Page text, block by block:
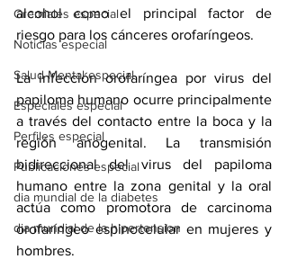
Gremiales especial
Noticias especial
Salud Mental especial
Especiales especial
Perfiles especial
Publicaciones especial
dia mundial de la diabetes
dia mundial de la hipertension
alcohol como el principal factor de
riesgo para los cánceres orofaríngeos.
La infección orofaríngea por virus del
papiloma humano ocurre principalmente
a través del contacto entre la boca y la
región anogenital. La transmisión
bidireccional del virus del papiloma
humano entre la zona genital y la oral
actúa como promotora de carcinoma
orofaríngeo espinocelular en mujeres y
hombres.